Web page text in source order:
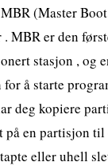
(Master
MBR er den
stasjon , og
å starte
deg kopiere
på en partisjon
eller uhell